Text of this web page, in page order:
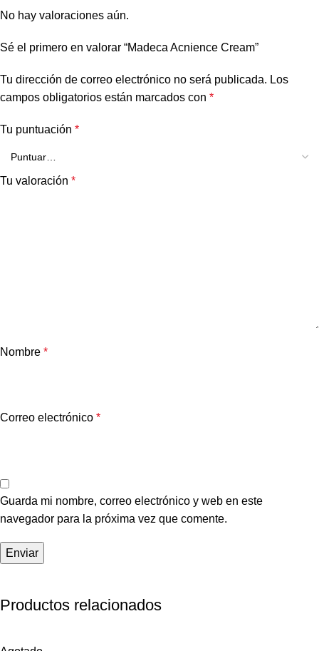
No hay valoraciones aún.
Sé el primero en valorar “Madeca Acnience Cream”
Tu dirección de correo electrónico no será publicada. Los
campos obligatorios están marcados con *
Tu puntuación *
Tu valoración *
Nombre *
Correo electrónico *
Guarda mi nombre, correo electrónico y web en este
navegador para la próxima vez que comente.
Productos relacionados